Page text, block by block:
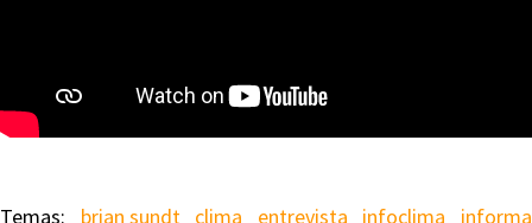
brian sundt clima entrevista infoclima